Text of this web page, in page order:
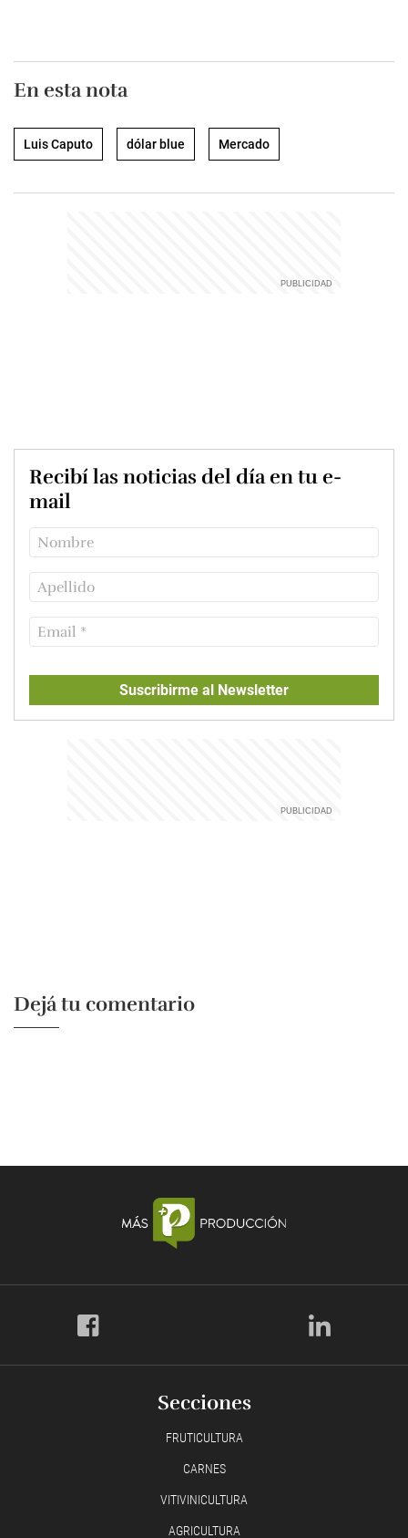
En esta nota
Luis Caputo dólar blue Mercado
Recibí las noticias del día en tu e-
mail
Suscribirme al Newsletter
Dejá tu comentario
Secciones
FRUTICULTURA
CARNES
VITIVINICULTURA
AGRICULTURA